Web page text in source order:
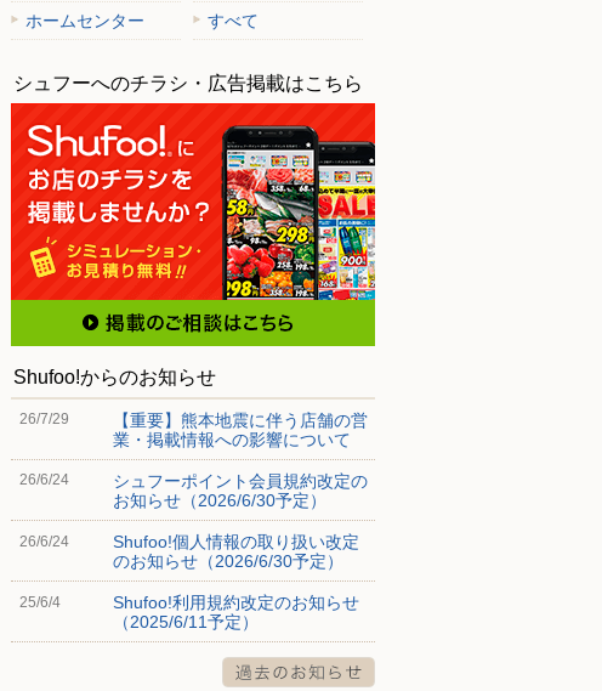
ホームセンター
すべて
シュフーへのチラシ・広告掲載はこちら
Shufoo!からのお知らせ
26/7/29
【重要】熊本地震に伴う店舗の営
業・掲載情報への影響について
26/6/24
シュフーポイント会員規約改定の
お知らせ（2026/6/30予定）
26/6/24
Shufoo!個人情報の取り扱い改定
のお知らせ（2026/6/30予定）
25/6/4
Shufoo!利用規約改定のお知らせ
（2025/6/11予定）